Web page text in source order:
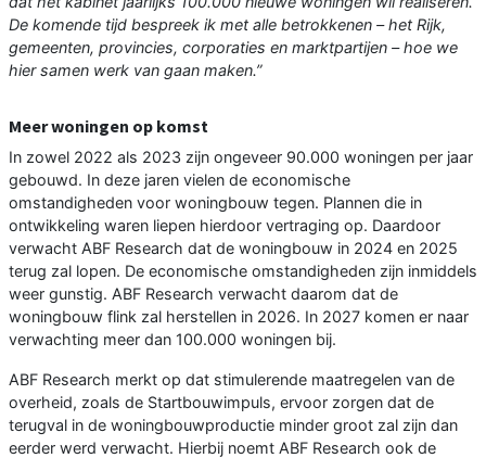
De komende tijd bespreek ik met alle betrokkenen – het Rijk,
gemeenten, provincies, corporaties en marktpartijen – hoe we
hier samen werk van gaan maken.”
Meer woningen op komst
In zowel 2022 als 2023 zijn ongeveer 90.000 woningen per jaar
gebouwd. In deze jaren vielen de economische
omstandigheden voor woningbouw tegen. Plannen die in
ontwikkeling waren liepen hierdoor vertraging op. Daardoor
verwacht ABF Research dat de woningbouw in 2024 en 2025
terug zal lopen. De economische omstandigheden zijn inmiddels
weer gunstig. ABF Research verwacht daarom dat de
woningbouw flink zal herstellen in 2026. In 2027 komen er naar
verwachting meer dan 100.000 woningen bij.
ABF Research merkt op dat stimulerende maatregelen van de
overheid, zoals de Startbouwimpuls, ervoor zorgen dat de
terugval in de woningbouwproductie minder groot zal zijn dan
eerder werd verwacht. Hierbij noemt ABF Research ook de